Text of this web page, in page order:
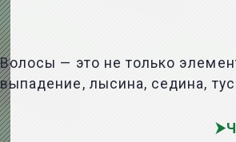
Волосы — это не только
выпадение, лысина, седина,